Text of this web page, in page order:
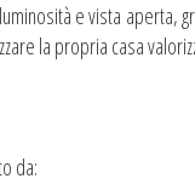
e vista aperta,
la propria casa
da: